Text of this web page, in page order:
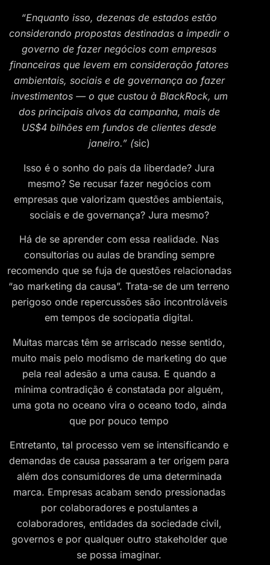
“Enquanto isso, dezenas de estados estão
considerando propostas destinadas a impedir o
governo de fazer negócios com empresas
financeiras que levem em consideração fatores
ambientais, sociais e de governança ao fazer
investimentos — o que custou à BlackRock, um
dos principais alvos da campanha, mais de
US$4 bilhões em fundos de clientes desde
janeiro.” (sic)
Isso é o sonho do país da liberdade? Jura
mesmo? Se recusar fazer negócios com
empresas que valorizam questões ambientais,
sociais e de governança? Jura mesmo?
Há de se aprender com essa realidade. Nas
consultorias ou aulas de branding sempre
recomendo que se fuja de questões relacionadas
“ao marketing da causa”. Trata-se de um terreno
perigoso onde repercussões são incontroláveis
em tempos de sociopatia digital.
Muitas marcas têm se arriscado nesse sentido,
muito mais pelo modismo de marketing do que
pela real adesão a uma causa. E quando a
mínima contradição é constatada por alguém,
uma gota no oceano vira o oceano todo, ainda
que por pouco tempo
Entretanto, tal processo vem se intensificando e
demandas de causa passaram a ter origem para
além dos consumidores de uma determinada
marca. Empresas acabam sendo pressionadas
por colaboradores e postulantes a
colaboradores, entidades da sociedade civil,
governos e por qualquer outro stakeholder que
se possa imaginar.